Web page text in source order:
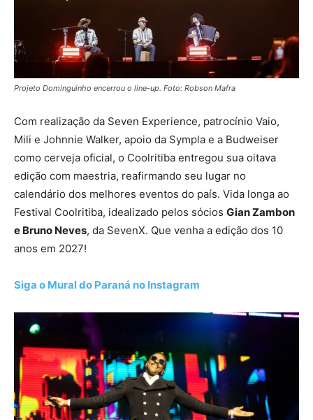
Projeto Dominguinho encerrou o line-up. Foto: Robson Mafra
Com realização da Seven Experience, patrocínio Vaio,
Mili e Johnnie Walker, apoio da Sympla e a Budweiser
como cerveja oficial, o Coolritiba entregou sua oitava
edição com maestria, reafirmando seu lugar no
calendário dos melhores eventos do país. Vida longa ao
Festival Coolritiba, idealizado pelos sócios Gian Zambon
e Bruno Neves, da SevenX. Que venha a edição dos 10
anos em 2027!
Siga o Mural do Paraná no Instagram